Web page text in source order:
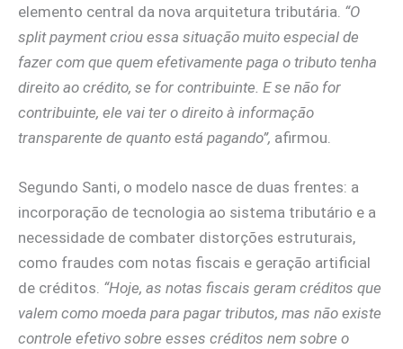
elemento central da nova arquitetura tributária. “O
split payment criou essa situação muito especial de
fazer com que quem efetivamente paga o tributo tenha
direito ao crédito, se for contribuinte. E se não for
contribuinte, ele vai ter o direito à informação
transparente de quanto está pagando”, afirmou.
Segundo Santi, o modelo nasce de duas frentes: a
incorporação de tecnologia ao sistema tributário e a
necessidade de combater distorções estruturais,
como fraudes com notas fiscais e geração artificial
de créditos. “Hoje, as notas fiscais geram créditos que
valem como moeda para pagar tributos, mas não existe
controle efetivo sobre esses créditos nem sobre o